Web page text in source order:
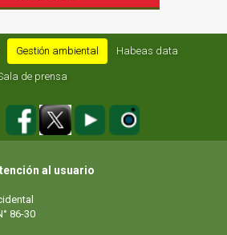
Gestión ambiental Habeas data
de prensa
al usuario
86-30